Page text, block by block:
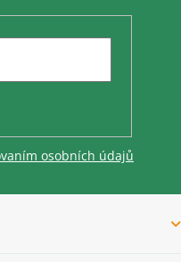
osobních údajů